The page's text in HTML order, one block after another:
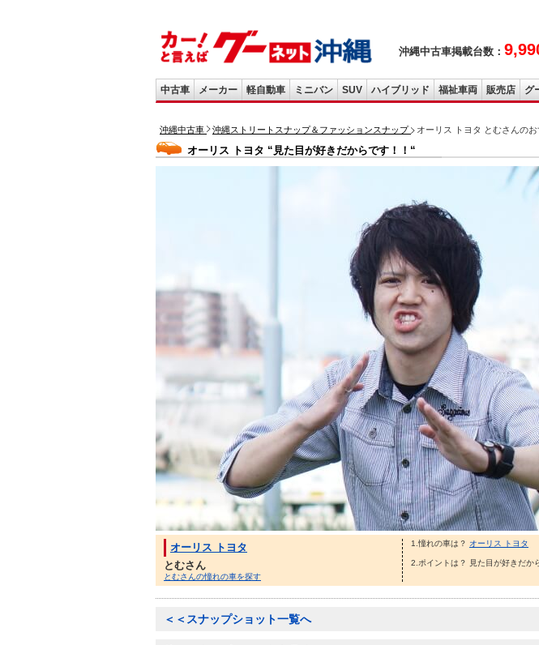
沖縄中古車掲載台数：
中古車 メーカー 軽自動車 ミニバン SUV ハイブリッド 福祉車両 販売店 グ
沖縄中古車 沖縄ストリートスナップ＆ファッションスナップ オーリス トヨタ とむさんの
オーリス トヨタ “見た目が好きだからです！！“
オーリス トヨタ
とむさん
とむさんの憧れの車を探す
1.憧れの車は？ オーリス トヨタ
2.ポイントは？ 見た目が好きだか
＜＜スナップショット一覧へ